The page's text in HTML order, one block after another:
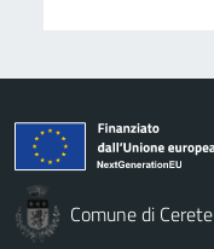
Comune di Cerete